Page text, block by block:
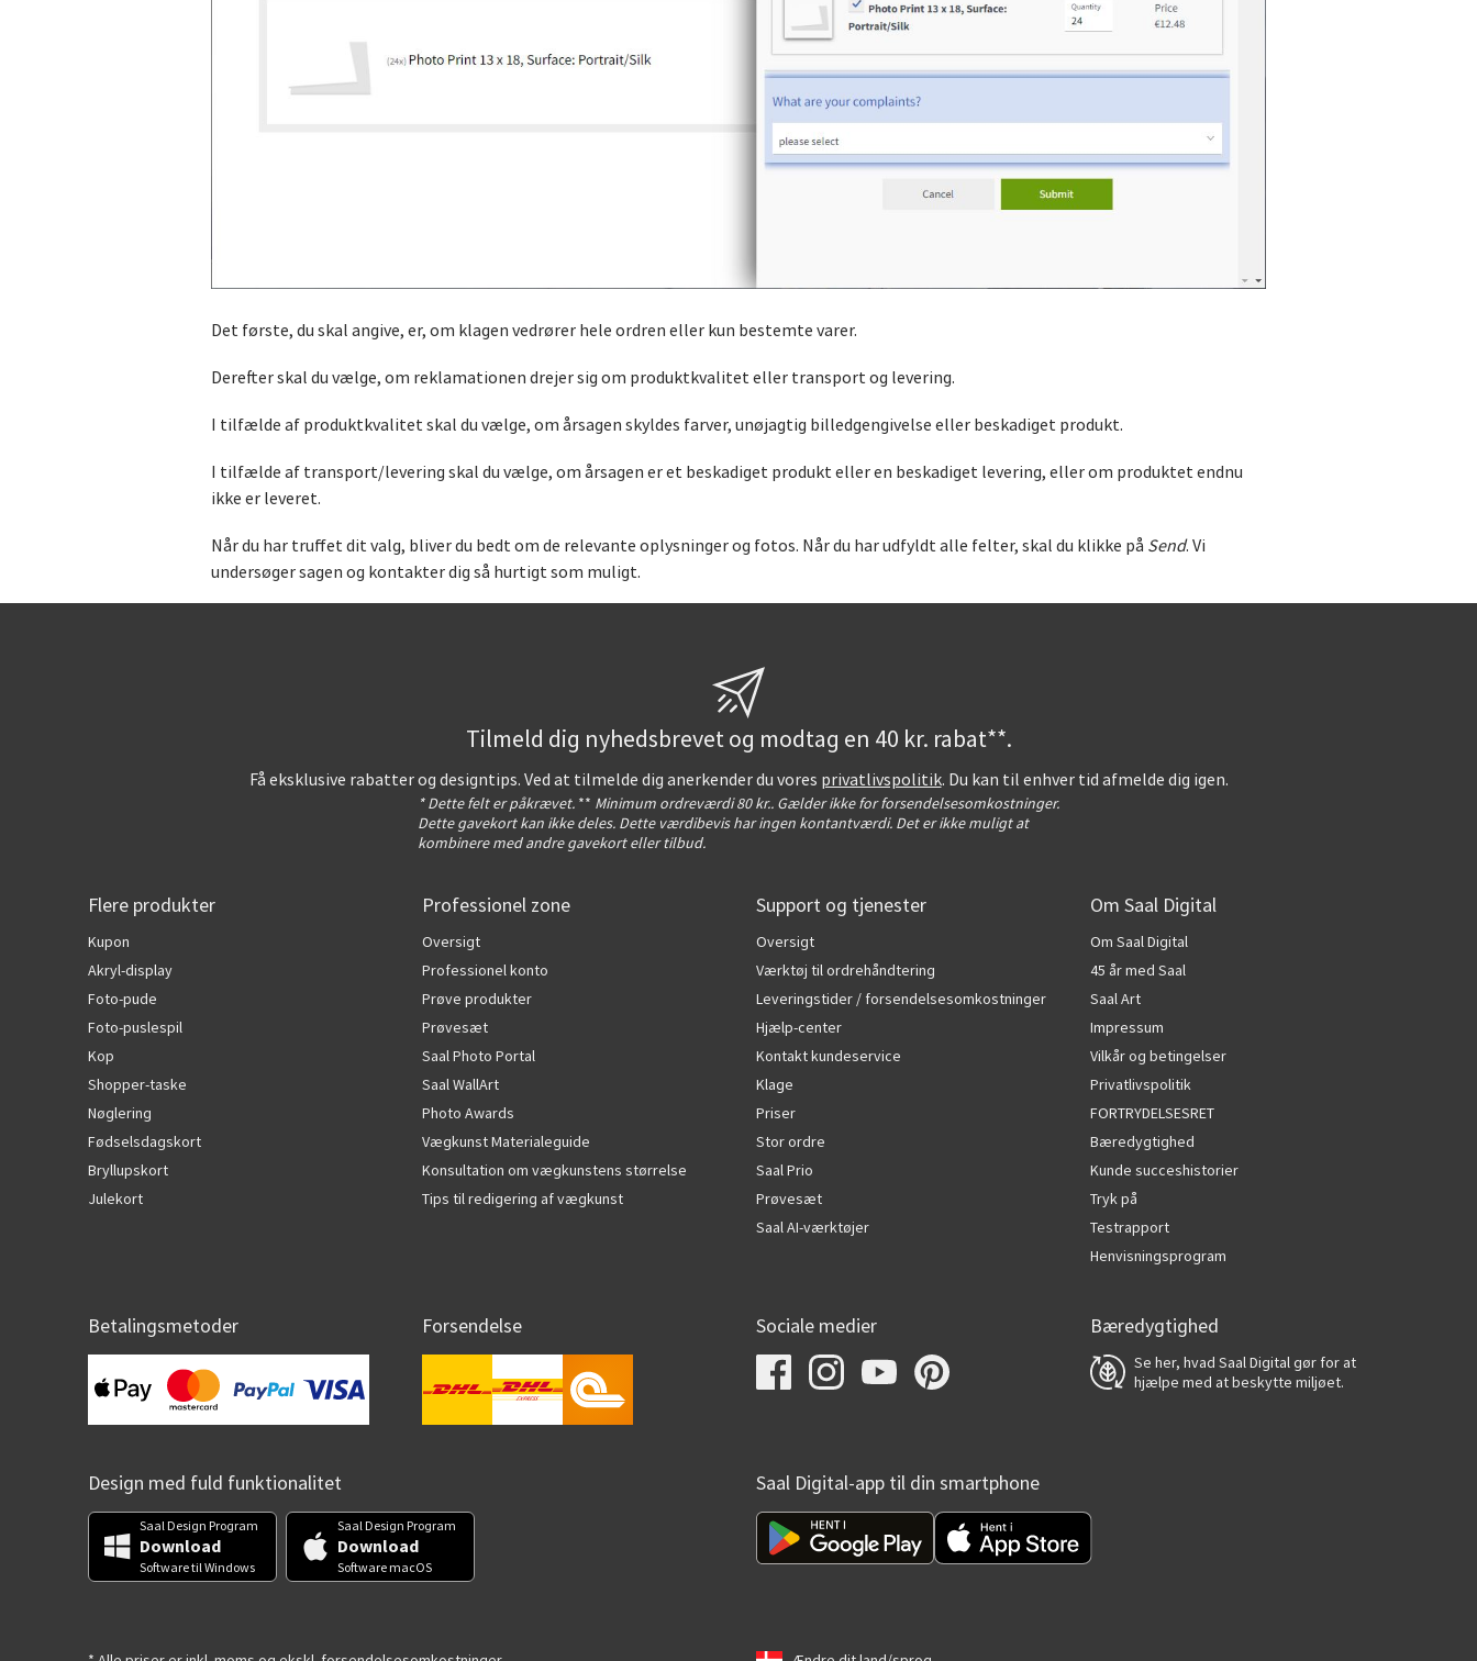
Det første, du skal angive, er, om klagen vedrører hele ordren eller kun bestemte varer.
Derefter skal du vælge, om reklamationen drejer sig om produktkvalitet eller transport og levering.
I tilfælde af produktkvalitet skal du vælge, om årsagen skyldes farver, unøjagtig billedgengivelse eller beskadiget produkt.
I tilfælde af transport/levering skal du vælge, om årsagen er et beskadiget produkt eller en beskadiget levering, eller om produktet endnu
ikke er leveret.
Når du har truffet dit valg, bliver du bedt om de relevante oplysninger og fotos. Når du har udfyldt alle felter, skal du klikke på Send. Vi
undersøger sagen og kontakter dig så hurtigt som muligt.
Tilmeld dig nyhedsbrevet og modtag en 40 kr. rabat**.
Få eksklusive rabatter og designtips. Ved at tilmelde dig anerkender du vores privatlivspolitik. Du kan til enhver tid afmelde dig igen.
* Dette felt er påkrævet. ** Minimum ordreværdi 80 kr.. Gælder ikke for forsendelsesomkostninger.
Dette gavekort kan ikke deles. Dette værdibevis har ingen kontantværdi. Det er ikke muligt at
kombinere med andre gavekort eller tilbud.
Flere produkter
Kupon
Akryl-display
Foto-pude
Foto-puslespil
Kop
Shopper-taske
Nøglering
Fødselsdagskort
Bryllupskort
Julekort
Professionel zone
Oversigt
Professionel konto
Prøve produkter
Prøvesæt
Saal Photo Portal
Saal WallArt
Photo Awards
Vægkunst Materialeguide
Konsultation om vægkunstens størrelse
Tips til redigering af vægkunst
Support og tjenester
Oversigt
Værktøj til ordrehåndtering
Leveringstider / forsendelsesomkostninger
Hjælp-center
Kontakt kundeservice
Klage
Priser
Stor ordre
Saal Prio
Prøvesæt
Saal AI-værktøjer
Om Saal Digital
Om Saal Digital
45 år med Saal
Saal Art
Impressum
Vilkår og betingelser
Privatlivspolitik
FORTRYDELSESRET
Bæredygtighed
Kunde succeshistorier
Tryk på
Testrapport
Henvisningsprogram
Betalingsmetoder Forsendelse Sociale medier Bæredygtighed
Se her, hvad Saal Digital gør for at
hjælpe med at beskytte miljøet.
Design med fuld funktionalitet
Saal Design Program
Download
Software til Windows
Saal Design Program
Download
Software macOS
Saal Digital-app til din smartphone